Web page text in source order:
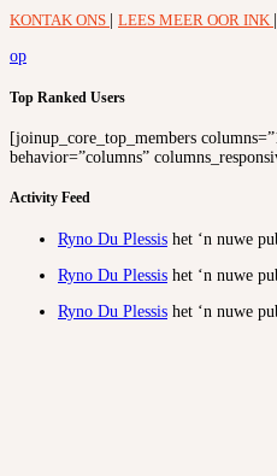
KONTAK ONS LEES MEER OOR INK
op
Top Ranked Users
[joinup_core_top_members
behavior=”columns”
Activity Feed
Ryno Du Plessis het ‘n nuwe
Ryno Du Plessis het ‘n nuwe
Ryno Du Plessis het ‘n nuwe